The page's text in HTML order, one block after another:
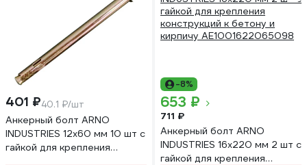
401 ₽40.1 ₽/шт
Анкерный болт ARNO
INDUSTRIES 12х60 мм 10 шт с
гайкой для крепления
-8%
653 ₽
711 ₽
Анкерный болт ARNO
INDUSTRIES 16х220 мм 2 шт с
гайкой для крепления